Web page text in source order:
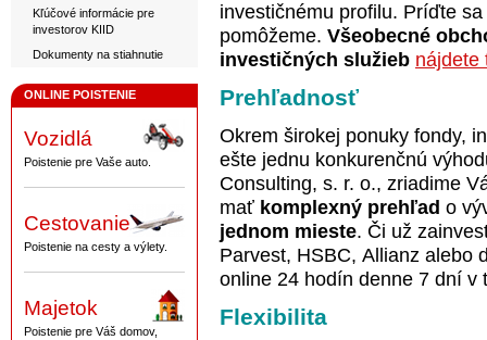
Kľúčové informácie pre
investorov KIID
Dokumenty na stiahnutie
ONLINE POISTENIE
Vozidlá
Poistenie pre Vaše auto.
Cestovanie
Poistenie na cesty a výlety.
Majetok
Poistenie pre Váš domov,
investičnému profilu. Príďte
pomôžeme. Všeobecné
investičných služieb nájdete
Prehľadnosť
Okrem širokej ponuky fondy,
ešte jednu konkurenčnú
Consulting, s. r. o., zriadime
mať komplexný prehľad o
jednom mieste. Či už
Parvest, HSBC, Allianz alebo
online 24 hodín denne 7 dní v
Flexibilita